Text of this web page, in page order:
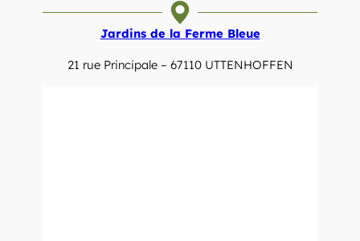
Jardins de la Ferme Bleue
21 rue Principale – 67110 UTTENHOFFEN